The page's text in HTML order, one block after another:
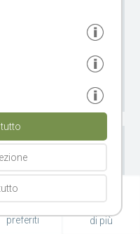
IT021087B4R8ELEZHD
3487965987
preferiti di più
"Salva selezione"
di consentire l'uso
in qualsiasi